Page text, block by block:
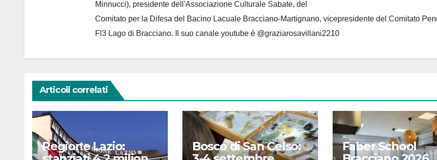
Minnucci), presidente dell'Associazione Culturale Sabate, del
Comitato per la Difesa del Bacino Lacuale Bracciano-Martignano, vicepresidente del Comitato
Fl3 Lago di Bracciano. Il suo canale youtube è @graziarosavillani2210
Articoli correlati
Regione Lazio:
Bosco di San Celso:
Faber School